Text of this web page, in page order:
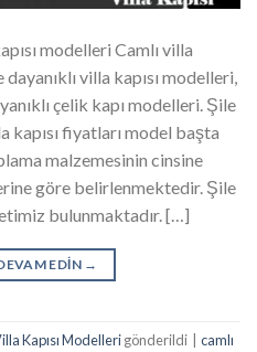
modelleri Camlı villa
villa kapısı modelleri,
çelik kapı modelleri. Şile
kapısı fiyatları model başta
malzemesinin cinsine
göre belirlenmektedir. Şile
bulunmaktadır. […]
EDIN →
Kapısı Modellerigönderildi
camlı